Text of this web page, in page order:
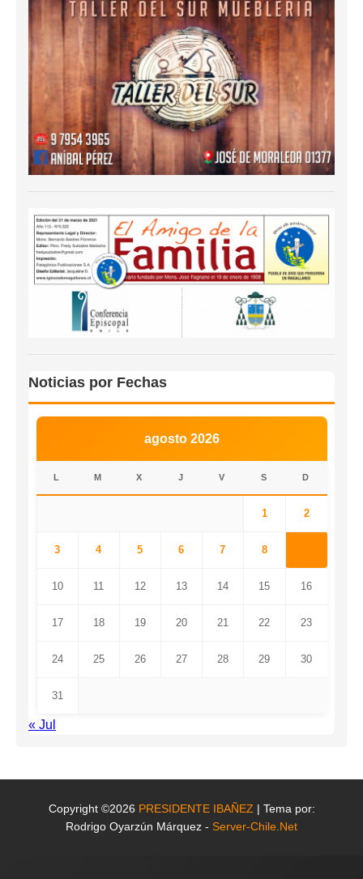
Noticias por Fechas
agosto 2026
L M X J V S D
1 2
3 4 5 6 7 8
10 11 12 13 14 15 16
17 18 19 20 21 22 23
24 25 26 27 28 29 30
31
« Jul
Copyright ©2026 PRESIDENTE IBAÑEZ | Tema por:
Rodrigo Oyarzún Márquez - Server-Chile.Net